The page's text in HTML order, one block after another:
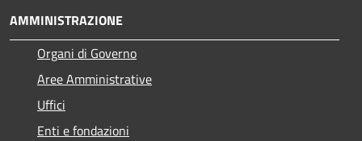
AMMINISTRAZIONE
Organi di Governo
Aree Amministrative
Uffici
Enti e fondazioni